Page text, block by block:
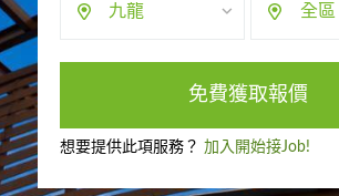
九龍 全區
免費獲取報價
想要提供此項服務？ 加入開始接Job!